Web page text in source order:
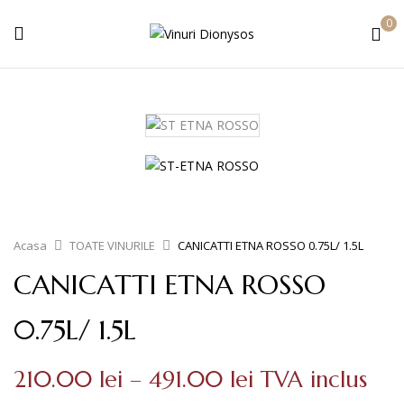
0
Acasa TOATE VINURILE CANICATTI ETNA ROSSO 0.75L/ 1.5L
CANICATTI ETNA ROSSO
0.75L/ 1.5L
210.00 lei – 491.00 lei Interval
TVA inclus